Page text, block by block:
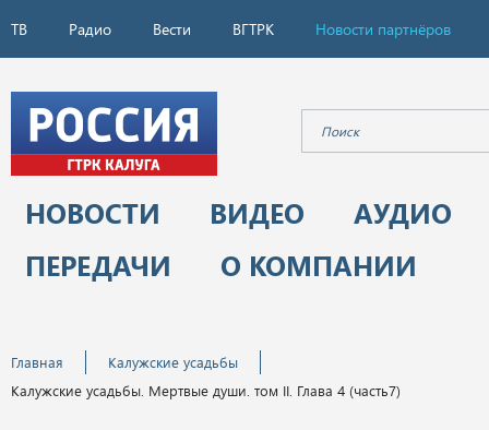
ТВ Радио Вести ВГТРК Новости партнёров
НОВОСТИ ВИДЕО
АУДИО
ПЕРЕДАЧИ
О КОМПАНИИ
Главная
Калужские усадьбы
Калужские усадьбы. Мертвые души. том II. Глава 4 (часть7)